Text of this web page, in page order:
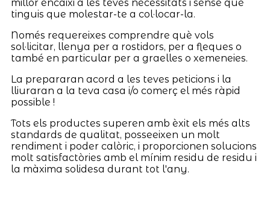
millor encaixi a les teves necessitats i sense que
tinguis que molestar-te a col·locar-la.
Només requereixes comprendre què vols
sol·licitar, llenya per a rostidors, per a fleques o
també en particular per a graelles o xemeneies.
La prepararan acord a les teves peticions i la
lliuraran a la teva casa i/o comerç el més ràpid
possible !
Tots els productes superen amb èxit els més alts
standards de qualitat, posseeixen un molt
rendiment i poder calòric, i proporcionen solucions
molt satisfactòries amb el mínim residu de residu i
la màxima solidesa durant tot l'any.